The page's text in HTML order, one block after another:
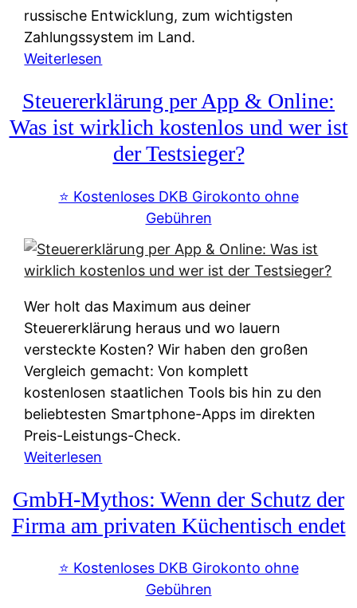
t
i
v
e
&
f
r
e
u
s
u
n
f
t
e
i
e
W
e
r
s
russische Entwicklung, zum wichtigsten
Zahlungssystem im Land.
Weiterlesen
a
h
g
s
y
t
e
m
M
I
R
:
W
e
u
d
Steuererklärung per App & Online:
Was ist wirklich kostenlos und wer ist
der Testsieger?
⭐️ Kostenloses DKB Girokonto ohne
Gebühren
Wer holt das Maximum aus deiner
Steuererklärung heraus und wo lauern
versteckte Kosten? Wir haben den großen
Vergleich gemacht: Von komplett
kostenlosen staatlichen Tools bis hin zu den
beliebtesten Smartphone-Apps im direkten
Preis-Leistungs-Check.
Weiterlesen
t
e
u
e
GmbH-Mythos: Wenn der Schutz der
Firma am privaten Küchentisch endet
⭐️ Kostenloses DKB Girokonto ohne
Gebühren